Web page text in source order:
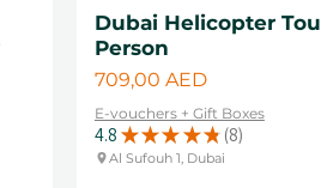
Dubai Helicopter
Person
Цена
709,00 AED
E-vouchers + Gift Boxes
4.8 ★ ★ ★ ★ ★ 8
8
Al Sufouh 1, Dubai